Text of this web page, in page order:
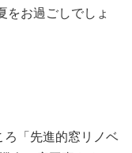
をお過ごしでしょ
「先進的窓リノベ